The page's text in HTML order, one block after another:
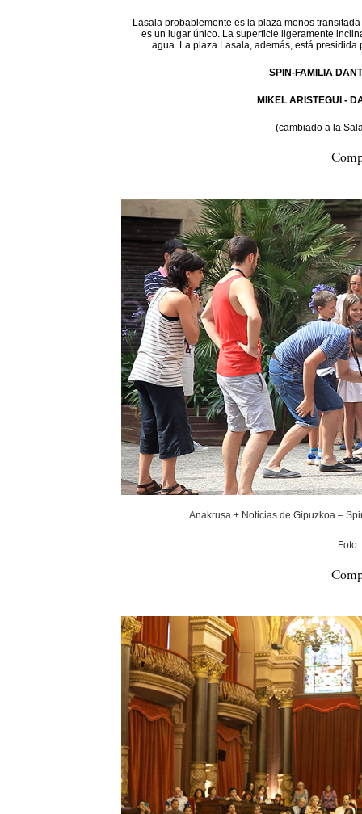
Lasala probablemente es la plaza menos
es un lugar único. La superficie ligeramente
agua. La plaza Lasala, además, está
SPIN-FAMILIA
MIKEL ARISTEGUI -
(cambiado a la
Anakrusa + Noticias de Gipuzkoa –